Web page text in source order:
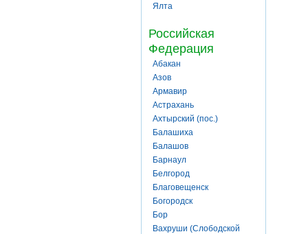
Ялта
Российская
Федерация
Абакан
Азов
Армавир
Астрахань
Ахтырский (пос.)
Балашиха
Балашов
Барнаул
Белгород
Благовещенск
Богородск
Бор
Вахруши (Слободской